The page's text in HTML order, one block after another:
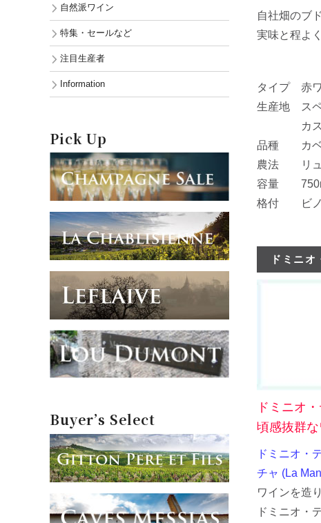
自社畑のブ
実味と程よ
タイプ 赤
生産地 ス
カスティ
品種 カベ
農法 リュ
容量
格付 ビノ
ドミニ
ドミニオ
頃感抜群な
ドミニオ・
チャ (La
ワインを造
ドミニオ・
自然派ワイン
特集・セールなど
注目生産者
Information
Pick Up
Buyer’s Select